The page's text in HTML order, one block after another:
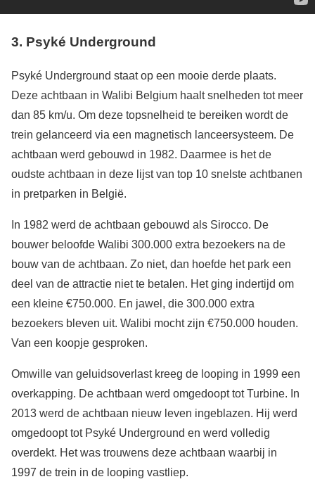
3. Psyké Underground
Psyké Underground staat op een mooie derde plaats.
Deze achtbaan in Walibi Belgium haalt snelheden tot meer
dan 85 km/u. Om deze topsnelheid te bereiken wordt de
trein gelanceerd via een magnetisch lanceersysteem. De
achtbaan werd gebouwd in 1982. Daarmee is het de
oudste achtbaan in deze lijst van top 10 snelste achtbanen
in pretparken in België.
In 1982 werd de achtbaan gebouwd als Sirocco. De
bouwer beloofde Walibi 300.000 extra bezoekers na de
bouw van de achtbaan. Zo niet, dan hoefde het park een
deel van de attractie niet te betalen. Het ging indertijd om
een kleine €750.000. En jawel, die 300.000 extra
bezoekers bleven uit. Walibi mocht zijn €750.000 houden.
Van een koopje gesproken.
Omwille van geluidsoverlast kreeg de looping in 1999 een
overkapping. De achtbaan werd omgedoopt tot Turbine. In
2013 werd de achtbaan nieuw leven ingeblazen. Hij werd
omgedoopt tot Psyké Underground en werd volledig
overdekt. Het was trouwens deze achtbaan waarbij in
1997 de trein in de looping vastliep.